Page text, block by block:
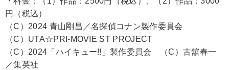
円（税込）
（C）2024 青山剛昌／名探偵コナン製作委員会
（C）UTA☆PRI-MOVIE ST PROJECT
（C）2024「ハイキュー!!」製作委員会 （C）古舘春一
／集英社